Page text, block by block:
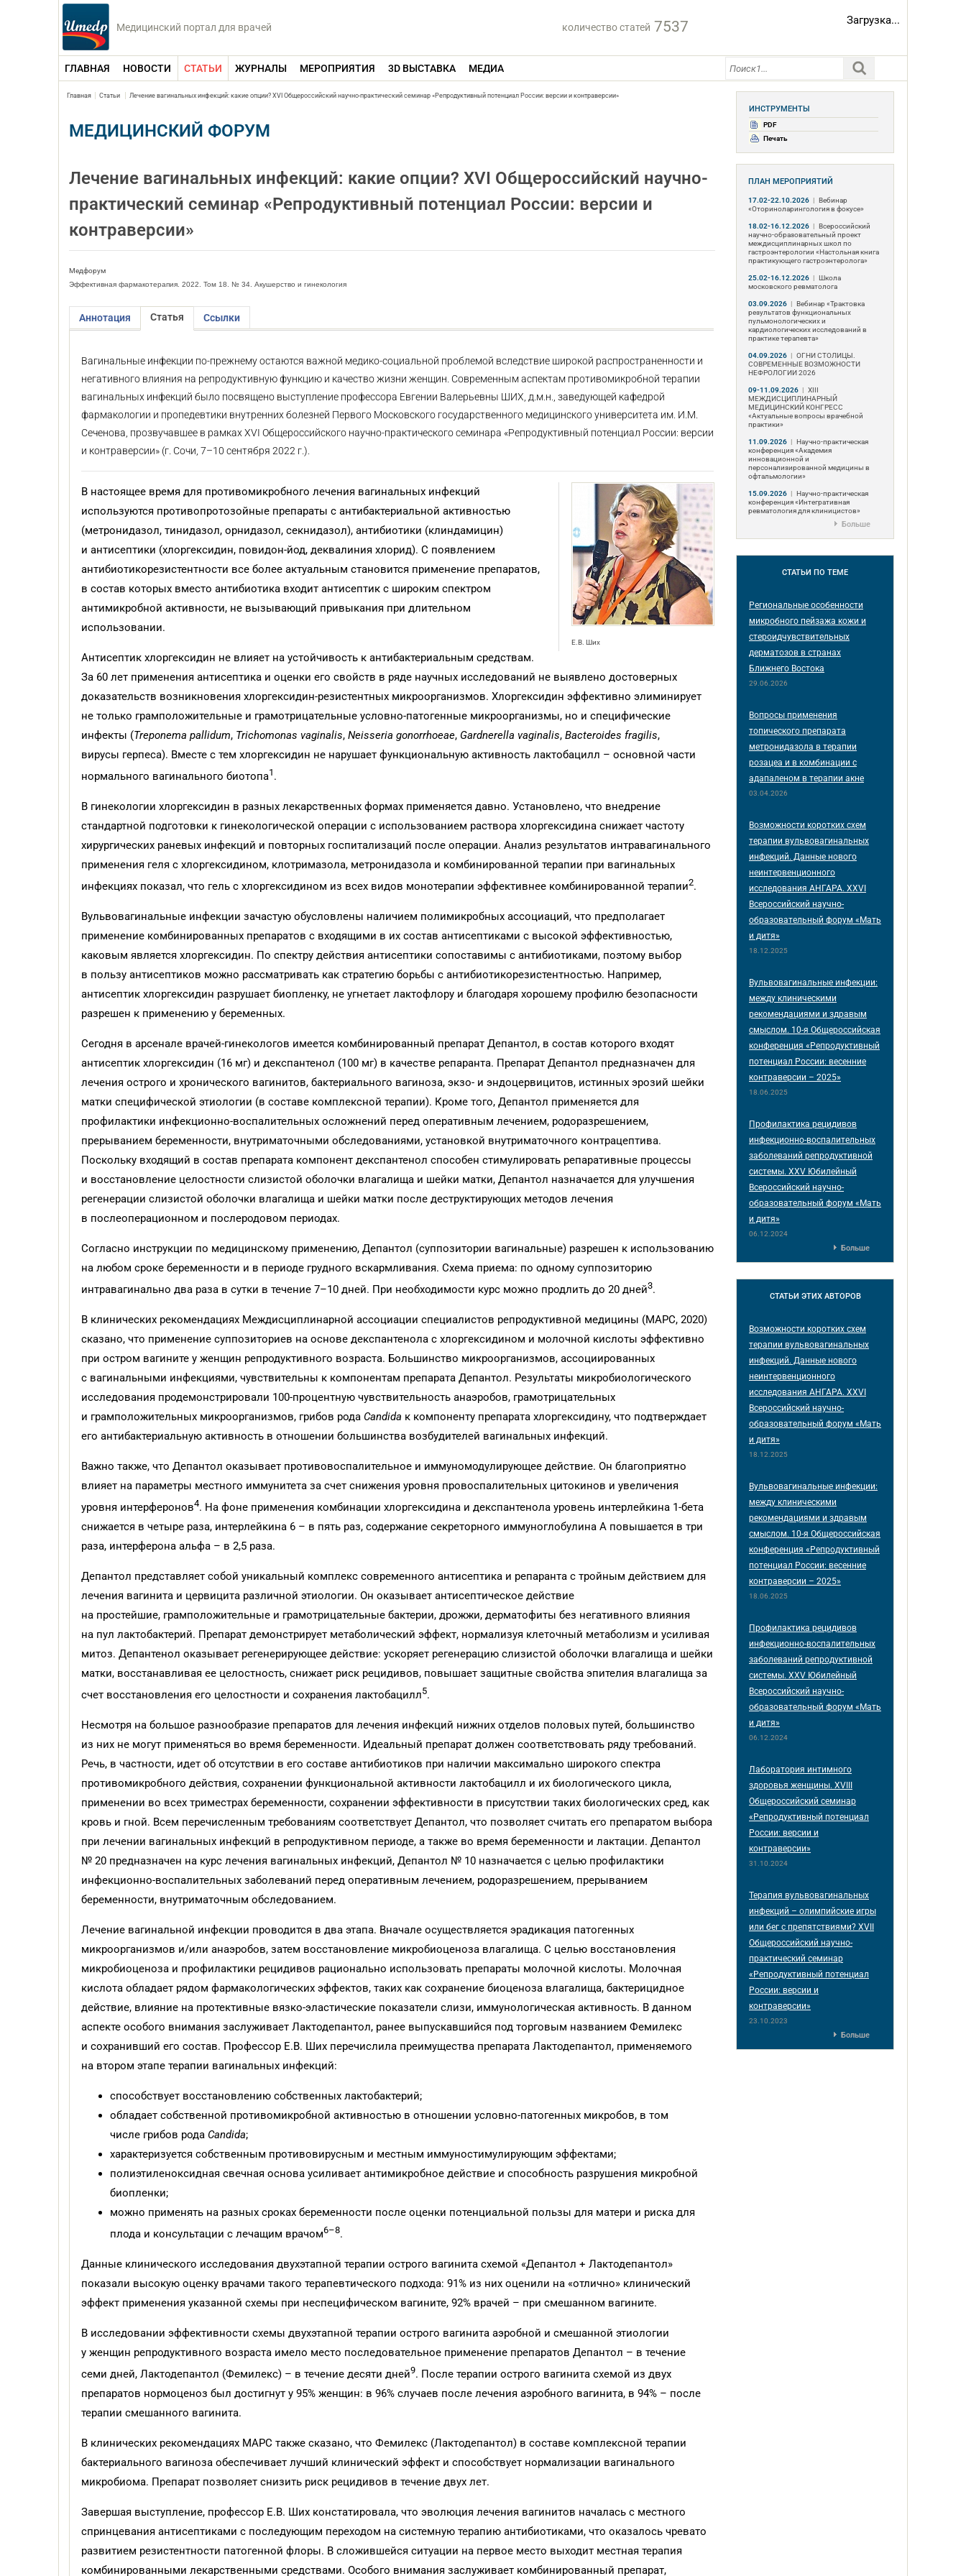
Медицинский портал для врачей количество статей 7537 Загрузка...
ГЛАВНАЯ НОВОСТИ СТАТЬИ ЖУРНАЛЫ МЕРОПРИЯТИЯ 3D ВЫСТАВКА МЕДИА
Главная Статьи Лечение вагинальных инфекций: какие опции? XVI Общероссийский научно-практический семинар «Репродуктивный потенциал России: версии и контраверсии»
МЕДИЦИНСКИЙ ФОРУМ
Лечение вагинальных инфекций: какие опции? XVI Общероссийский научно-
практический семинар «Репродуктивный потенциал России: версии и
контраверсии»
Медфорум
Эффективная фармакотерапия. 2022. Том 18. № 34. Акушерство и гинекология
Аннотация Статья Ссылки
Вагинальные инфекции по-прежнему остаются важной медико-социальной проблемой вследствие широкой распространенности и
негативного влияния на репродуктивную функцию и качество жизни женщин. Современным аспектам противомикробной терапии
вагинальных инфекций было посвящено выступление профессора Евгении Валерьевны ШИХ, д.м.н., заведующей кафедрой
фармакологии и пропедевтики внутренних болезней Первого Московского государственного медицинского университета им. И.М.
Сеченова, прозвучавшее в рамках XVI Общероссийского научно-практического семинара «Репродуктивный потенциал России: версии
и контраверсии» (г. Сочи, 7–10 сентября 2022 г.).
Е.В. Ших
В настоящее время для противомикробного лечения вагинальных инфекций
используются противопротозойные препараты с антибактериальной активностью
(метронидазол, тинидазол, орнидазол, секнидазол), антибиотики (клиндамицин)
и антисептики (хлоргексидин, повидон-йод, деквалиния хлорид). С появлением
антибиотикорезистентности все более актуальным становится применение препаратов,
в состав которых вместо антибиотика входит антисептик с широким спектром
антимикробной активности, не вызывающий привыкания при длительном
использовании.
Антисептик хлоргексидин не влияет на устойчивость к антибактериальным средствам.
За 60 лет применения антисептика и оценки его свойств в ряде научных исследований не выявлено достоверных
доказательств возникновения хлоргексидин-резистентных микроорганизмов. Хлоргексидин эффективно элиминирует
не только грамположительные и грамотрицательные условно-патогенные микроорганизмы, но и специфические
инфекты (Treponema pallidum, Trichomonas vaginalis, Neisseria gonorrhoeae, Gardnerella vaginalis, Bacteroides fragilis,
вирусы герпеса). Вместе с тем хлоргексидин не нарушает функциональную активность лактобацилл – основной части
нормального вагинального биотопа1 .
В гинекологии хлоргексидин в разных лекарственных формах применяется давно. Установлено, что внедрение
стандартной подготовки к гинекологической операции с использованием раствора хлоргексидина снижает частоту
хирургических раневых инфекций и повторных госпитализаций после операции. Анализ результатов интравагинального
применения геля с хлоргексидином, клотримазола, метронидазола и комбинированной терапии при вагинальных
инфекциях показал, что гель с хлоргексидином из всех видов монотерапии эффективнее комбинированной терапии2.
Вульвовагинальные инфекции зачастую обусловлены наличием полимикробных ассоциаций, что предполагает
применение комбинированных препаратов с входящими в их состав антисептиками с высокой эффективностью,
каковым является хлоргексидин. По спектру действия антисептики сопоставимы с антибиотиками, поэтому выбор
в пользу антисептиков можно рассматривать как стратегию борьбы с антибиотикорезистентностью. Например,
антисептик хлоргексидин разрушает биопленку, не угнетает лактофлору и благодаря хорошему профилю безопасности
разрешен к применению у беременных.
Сегодня в арсенале врачей-гинекологов имеется комбинированный препарат Депантол, в состав которого входят
антисептик хлоргексидин (16 мг) и декспантенол (100 мг) в качестве репаранта. Препарат Депантол предназначен для
лечения острого и хронического вагинитов, бактериального вагиноза, экзо- и эндоцервицитов, истинных эрозий шейки
матки специфической этиологии (в составе комплексной терапии). Кроме того, Депантол применяется для
профилактики инфекционно-воспалительных осложнений перед оперативным лечением, родоразрешением,
прерыванием беременности, внутриматочными обследованиями, установкой внутриматочного контрацептива.
Поскольку входящий в состав препарата компонент декспантенол способен стимулировать репаративные процессы
и восстановление целостности слизистой оболочки влагалища и шейки матки, Депантол назначается для улучшения
регенерации слизистой оболочки влагалища и шейки матки после деструктирующих методов лечения
в послеоперационном и послеродовом периодах.
Согласно инструкции по медицинскому применению, Депантол (суппозитории вагинальные) разрешен к использованию
на любом сроке беременности и в периоде грудного вскармливания. Схема приема: по одному суппозиторию
интравагинально два раза в сутки в течение 7–10 дней. При необходимости курс можно продлить до 20 дней3.
В клинических рекомендациях Междисциплинарной ассоциации специалистов репродуктивной медицины (МАРС, 2020)
сказано, что применение суппозиториев на основе декспантенола с хлоргексидином и молочной кислоты эффективно
при остром вагините у женщин репродуктивного возраста. Большинство микроорганизмов, ассоциированных
с вагинальными инфекциями, чувствительны к компонентам препарата Депантол. Результаты микробиологического
исследования продемонстрировали 100-процентную чувствительность анаэробов, грамотрицательных
и грамположительных микроорганизмов, грибов рода Candida к компоненту препарата хлоргексидину, что подтверждает
его антибактериальную активность в отношении большинства возбудителей вагинальных инфекций.
Важно также, что Депантол оказывает противовоспалительное и иммуномодулирующее действие. Он благоприятно
влияет на параметры местного иммунитета за счет снижения уровня провоспалительных цитокинов и увеличения
уровня интерферонов4. На фоне применения комбинации хлоргексидина и декспантенола уровень интерлейкина 1-бета
снижается в четыре раза, интерлейкина 6 – в пять раз, содержание секреторного иммуноглобулина А повышается в три
раза, интерферона альфа – в 2,5 раза.
Депантол представляет собой уникальный комплекс современного антисептика и репаранта с тройным действием для
лечения вагинита и цервицита различной этиологии. Он оказывает антисептическое действие
на простейшие, грамположительные и грамотрицательные бактерии, дрожжи, дерматофиты без негативного влияния
на пул лактобактерий. Препарат демонстрирует метаболический эффект, нормализуя клеточный метаболизм и усиливая
митоз. Депантенол оказывает регенерирующее действие: ускоряет регенерацию слизистой оболочки влагалища и шейки
матки, восстанавливая ее целостность, снижает риск рецидивов, повышает защитные свойства эпителия влагалища за
счет восстановления его целостности и сохранения лактобацилл5.
Несмотря на большое разнообразие препаратов для лечения инфекций нижних отделов половых путей, большинство
из них не могут применяться во время беременности. Идеальный препарат должен соответствовать ряду требований.
Речь, в частности, идет об отсутствии в его составе антибиотиков при наличии максимально широкого спектра
противомикробного действия, сохранении функциональной активности лактобацилл и их биологического цикла,
применении во всех триместрах беременности, сохранении эффективности в присутствии таких биологических сред, как
кровь и гной. Всем перечисленным требованиям соответствует Депантол, что позволяет считать его препаратом выбора
при лечении вагинальных инфекций в репродуктивном периоде, а также во время беременности и лактации. Депантол
№ 20 предназначен на курс лечения вагинальных инфекций, Депантол № 10 назначается с целью профилактики
инфекционно-воспалительных заболеваний перед оперативным лечением, родоразрешением, прерыванием
беременности, внутриматочным обследованием.
Лечение вагинальной инфекции проводится в два этапа. Вначале осуществляется эрадикация патогенных
микроорганизмов и/или анаэробов, затем восстановление микробиоценоза влагалища. С целью восстановления
микробиоценоза и профилактики рецидивов рационально использовать препараты молочной кислоты. Молочная
кислота обладает рядом фармакологических эффектов, таких как сохранение биоценоза влагалища, бактерицидное
действие, влияние на протективные вязко-эластические показатели слизи, иммунологическая активность. В данном
аспекте особого внимания заслуживает Лактодепантол, ранее выпускавшийся под торговым названием Фемилекс
и сохранивший его состав. Профессор Е.В. Ших перечислила преимущества препарата Лактодепантол, применяемого
на втором этапе терапии вагинальных инфекций:
способствует восстановлению собственных лактобактерий;
обладает собственной противомикробной активностью в отношении условно-патогенных микробов, в том
числе грибов рода Candida;
характеризуется собственным противовирусным и местным иммуностимулирующим эффектами;
полиэтиленоксидная свечная основа усиливает антимикробное действие и способность разрушения микробной
биопленки;
можно применять на разных сроках беременности после оценки потенциальной пользы для матери и риска для
плода и консультации с лечащим врачом6–8.
Данные клинического исследования двухэтапной терапии острого вагинита схемой «Депантол + Лактодепантол»
показали высокую оценку врачами такого терапевтического подхода: 91% из них оценили на «отлично» клинический
эффект применения указанной схемы при неспецифическом вагините, 92% врачей – при смешанном вагините.
В исследовании эффективности схемы двухэтапной терапии острого вагинита аэробной и смешанной этиологии
у женщин репродуктивного возраста имело место последовательное применение препаратов Депантол – в течение
семи дней, Лактодепантол (Фемилекс) – в течение десяти дней9. После терапии острого вагинита схемой из двух
препаратов нормоценоз был достигнут у 95% женщин: в 96% случаев после лечения аэробного вагинита, в 94% – после
терапии смешанного вагинита.
В клинических рекомендациях МАРС также сказано, что Фемилекс (Лактодепантол) в составе комплексной терапии
бактериального вагиноза обеспечивает лучший клинический эффект и способствует нормализации вагинального
микробиома. Препарат позволяет снизить риск рецидивов в течение двух лет.
Завершая выступление, профессор Е.В. Ших констатировала, что эволюция лечения вагинитов началась с местного
спринцевания антисептиками с последующим переходом на системную терапию антибиотиками, что оказалось чревато
развитием резистентности патогенной флоры. В сложившейся ситуации на первое место выходит местная терапия
комбинированными лекарственными средствами. Особого внимания заслуживает комбинированный препарат,
ИНСТРУМЕНТЫ
PDF
Печать
ПЛАН МЕРОПРИЯТИЙ
17.02-22.10.2026 | Вебинар
«Оториноларингология в фокусе»
18.02-16.12.2026 | Всероссийский
научно-образовательный проект
междисциплинарных школ по
гастроэнтерологии «Настольная книга
практикующего гастроэнтеролога»
25.02-16.12.2026 | Школа
московского ревматолога
03.09.2026 | Вебинар «Трактовка
результатов функциональных
пульмонологических и
кардиологических исследований в
практике терапевта»
04.09.2026 | ОГНИ СТОЛИЦЫ.
СОВРЕМЕННЫЕ ВОЗМОЖНОСТИ
НЕФРОЛОГИИ 2026
09-11.09.2026 | ХIII
МЕЖДИСЦИПЛИНАРНЫЙ
МЕДИЦИНСКИЙ КОНГРЕСС
«Актуальные вопросы врачебной
практики»
11.09.2026 | Научно-практическая
конференция «Академия
инновационной и
персонализированной медицины в
офтальмологии»
15.09.2026 | Научно-практическая
конференция «Интегративная
ревматология для клиницистов»
Больше
СТАТЬИ ПО ТЕМЕ
Региональные особенности
микробного пейзажа кожи и
стероидчувствительных
дерматозов в странах
Ближнего Востока
29.06.2026
Вопросы применения
топического препарата
метронидазола в терапии
розацеа и в комбинации с
адапаленом в терапии акне
03.04.2026
Возможности коротких схем
терапии вульвовагинальных
инфекций. Данные нового
неинтервенционного
исследования АНГАРА. XXVI
Всероссийский научно-
образовательный форум «Мать
и дитя»
18.12.2025
Вульвовагинальные инфекции:
между клиническими
рекомендациями и здравым
смыслом. 10-я Общероссийская
конференция «Репродуктивный
потенциал России: весенние
контраверсии – 2025»
18.06.2025
Профилактика рецидивов
инфекционно-воспалительных
заболеваний репродуктивной
системы. XXV Юбилейный
Всероссийский научно-
образовательный форум «Мать
и дитя»
06.12.2024
Больше
СТАТЬИ ЭТИХ АВТОРОВ
Возможности коротких схем
терапии вульвовагинальных
инфекций. Данные нового
неинтервенционного
исследования АНГАРА. XXVI
Всероссийский научно-
образовательный форум «Мать
и дитя»
18.12.2025
Вульвовагинальные инфекции:
между клиническими
рекомендациями и здравым
смыслом. 10-я Общероссийская
конференция «Репродуктивный
потенциал России: весенние
контраверсии – 2025»
18.06.2025
Профилактика рецидивов
инфекционно-воспалительных
заболеваний репродуктивной
системы. XXV Юбилейный
Всероссийский научно-
образовательный форум «Мать
и дитя»
06.12.2024
Лаборатория интимного
здоровья женщины. XVIII
Общероссийский семинар
«Репродуктивный потенциал
России: версии и
контраверсии»
31.10.2024
Терапия вульвовагинальных
инфекций – олимпийские игры
или бег с препятствиями? XVII
Общероссийский научно-
практический семинар
«Репродуктивный потенциал
России: версии и
контраверсии»
23.10.2023
Больше